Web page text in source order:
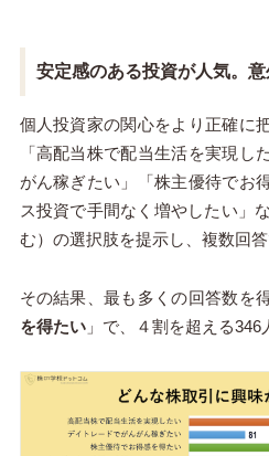
安定感のある投資が人気。
個人投資家の関心をより正確に
「高配当株で配当生活を実現し
がん稼ぎたい」「株主優待でお
ス投資で手間なく増やしたい」
む）の選択肢を提示し、複数回
その結果、最も多くの回答数を
を得たい」で、４割を超える346